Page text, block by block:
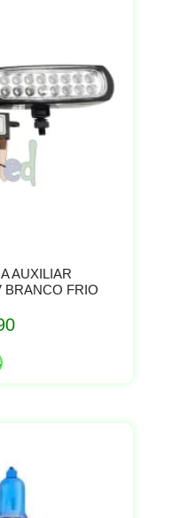
AUXILIAR
BRANCO FRIO